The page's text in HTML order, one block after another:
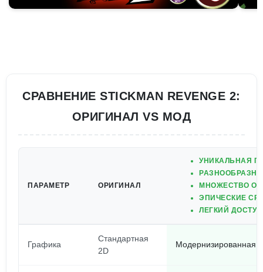
СРАВНЕНИЕ STICKMAN REVENGE 2:
ОРИГИНАЛ VS МОД
ПАРАМЕТР ОРИГИНАЛ
УНИКАЛЬНАЯ
МНОЖЕСТВО
ЭПИЧЕСКИЕ
ЛЕГКИЙ
Графика
Стандартная
2D
Модернизированная,